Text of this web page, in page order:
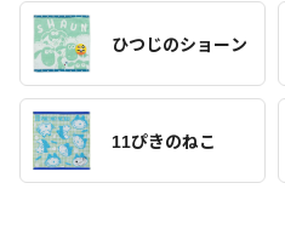
ひつじのショーン
11ぴきのねこ